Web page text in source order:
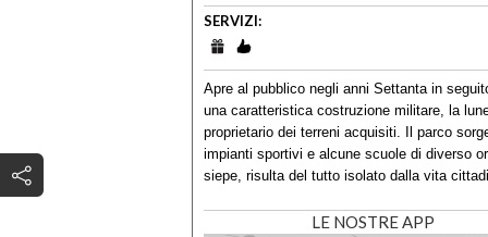
SERVIZI:
Apre al pubblico negli anni Settanta in
una caratteristica costruzione militare, la
proprietario dei terreni acquisiti. Il parco
impianti sportivi e alcune scuole di diverso
siepe, risulta del tutto isolato dalla vita
LE NOSTRE APP